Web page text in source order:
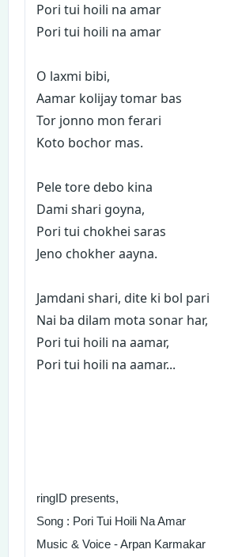
Pori tui hoili na amar
Pori tui hoili na amar
O laxmi bibi,
Aamar kolijay tomar bas
Tor jonno mon ferari
Koto bochor mas.
Pele tore debo kina
Dami shari goyna,
Pori tui chokhei saras
Jeno chokher aayna.
Jamdani shari, dite ki bol pari
Nai ba dilam mota sonar har,
Pori tui hoili na aamar,
Pori tui hoili na aamar...
ringID presents,
Song : Pori Tui Hoili Na Amar
Music & Voice - Arpan Karmakar